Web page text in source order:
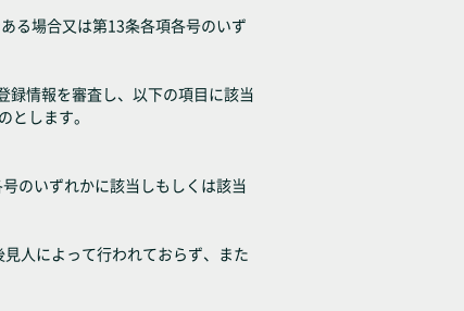
る場合又は第13条各項各号のいず
録情報を審査し、以下の項目に該当
します。
のいずれかに該当しもしくは該当
人によって行われておらず、また